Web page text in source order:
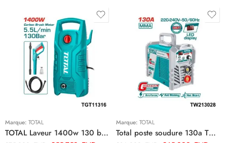
Marque: TOTAL
TOTAL Laveur 1400w 130 bar TGT11316
Marque: TOTAL
Total poste soudure 130a TW213028